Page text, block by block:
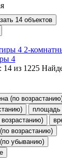
14 объектов
4 2-
4
14 из 1225
(по
площадь
возрастанию)
убыванию)